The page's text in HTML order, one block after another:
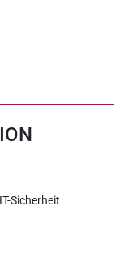
Sicherheit